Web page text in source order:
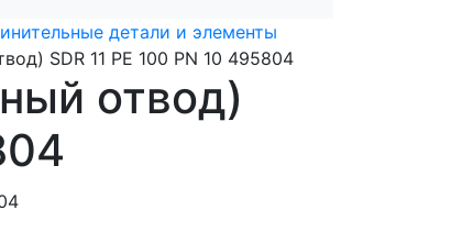
детали и элементы
SDR 11 PE 100 PN 10 495804
отвод)